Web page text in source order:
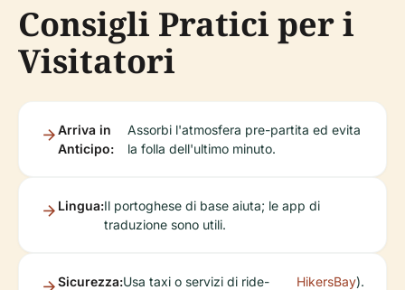
Consigli Pratici per i
Visitatori
Arriva in
Anticipo:
Assorbi l'atmosfera pre-partita ed evita
la folla dell'ultimo minuto.
Lingua:Il portoghese di base aiuta; le app di
traduzione sono utili.
Sicurezza:Usa taxi o servizi di ride-
HikersBay).